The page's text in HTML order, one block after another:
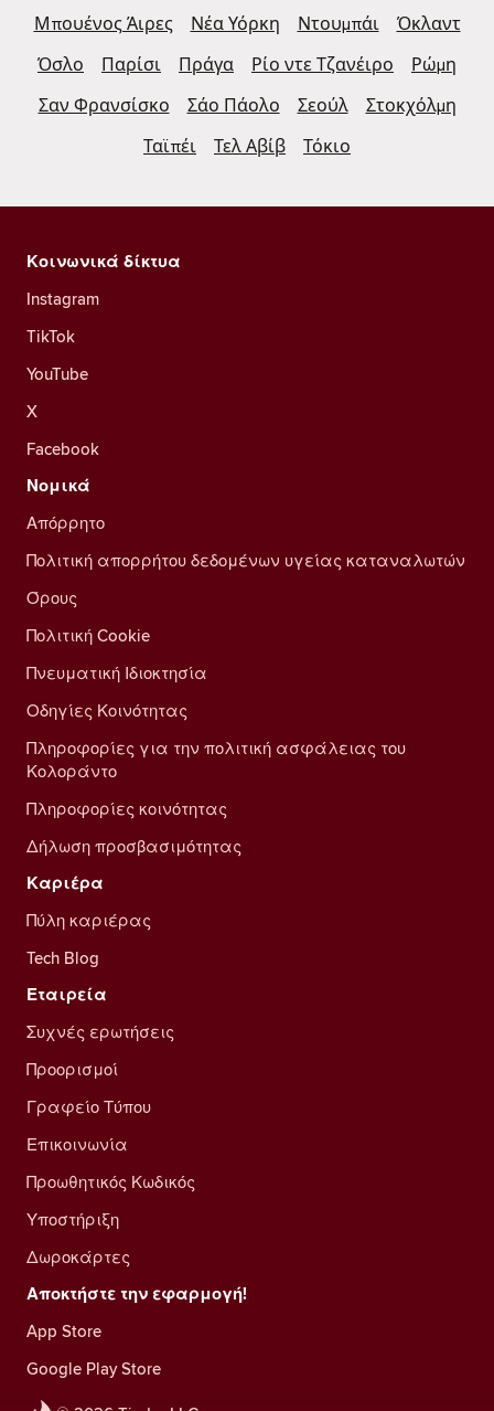
Μπουένος Άιρες
Νέα Υόρκη Ντουμπάι
Όκλαντ
Όσλο
Παρίσι Πράγα Ρίο ντε Τζανέιρο
Ρώμη
Σαν Φρανσίσκο
Σάο Πάολο Σεούλ
Στοκχόλμη
Ταϊπέι
Τελ Αβίβ Τόκιο
Κοινωνικά δίκτυα
Instagram
TikTok
YouTube
X
Facebook
Νομικά
Απόρρητο
Πολιτική απορρήτου δεδομένων υγείας καταναλωτών
Όρους
Πολιτική Cookie
Πνευματική Ιδιοκτησία
Οδηγίες Κοινότητας
Πληροφορίες για την πολιτική ασφάλειας του
Κολοράντο
Πληροφορίες κοινότητας
Δήλωση προσβασιμότητας
Καριέρα
Πύλη καριέρας
Tech Blog
Εταιρεία
Συχνές ερωτήσεις
Προορισμοί
Γραφείο Τύπου
Επικοινωνία
Προωθητικός Κωδικός
Υποστήριξη
Δωροκάρτες
Αποκτήστε την εφαρμογή!
App Store
Google Play Store